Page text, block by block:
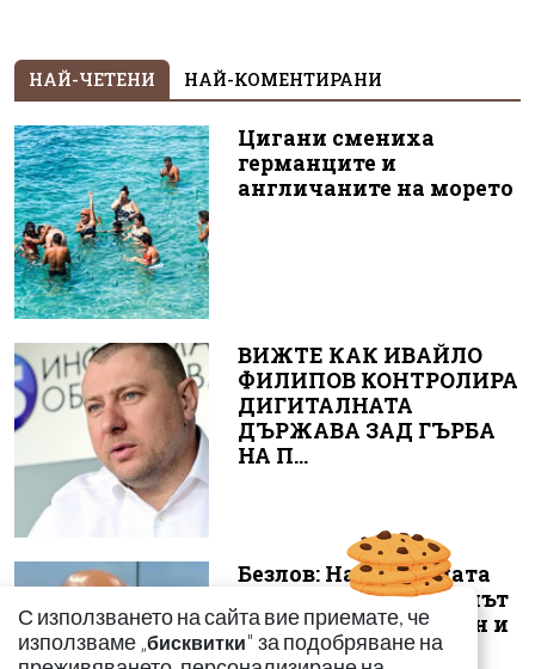
НАЙ-ЧЕТЕНИ НАЙ-КОМЕНТИРАНИ
Цигани смениха
германците и
англичаните на морето
ВИЖТЕ КАК ИВАЙЛО
ФИЛИПОВ КОНТРОЛИРА
ДИГИТАЛНАТА
ДЪРЖАВА ЗАД ГЪРБА
НА П...
Безлов: Най-голямата
опасност е фентанилът
да се смесва с кокаин и
„би...
С използването на сайта вие приемате, че
използваме „бисквитки" за подобряване на